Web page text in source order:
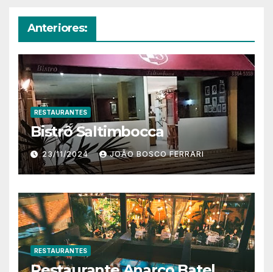
Anteriores:
RESTAURANTES
Bistrô Saltimbocca
23/11/2024 JOÃO BOSCO FERRARI
RESTAURANTES